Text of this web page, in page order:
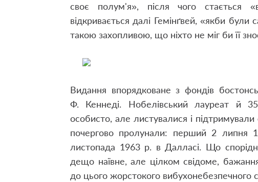
своє полум'я», після чого стається
відкривається далі Гемінґвей, «якби
такою захопливою, що ніхто не міг би її
Видання впорядковане з фондів
Ф. Кеннеді. Нобелівський лауреат й
особисто, але листувалися і
почергово пролунали: перший 2 липня
листопада 1963 р. в Далласі. Що
дещо наївне, але цілком свідоме,
до цього жорстокого вибухонебезпечного